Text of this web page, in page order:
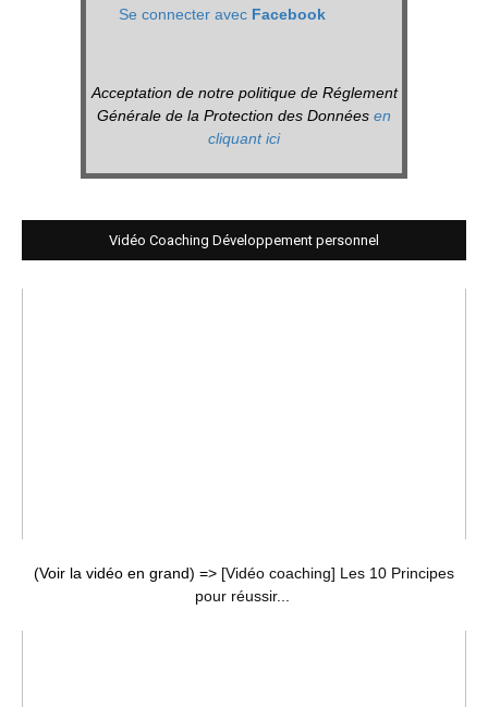
Se connecter avec Facebook
Acceptation de notre politique de Réglement
Générale de la Protection des Données en
cliquant ici
Vidéo Coaching Développement personnel
(Voir la vidéo en grand) => [Vidéo coaching] Les 10 Principes
pour réussir...